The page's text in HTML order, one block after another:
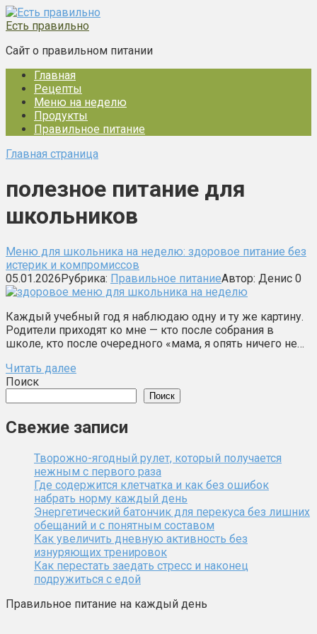
Перейти
к
Есть правильно
Сайт о правильном питании
Главная
Рецепты
Меню на неделю
Продукты
Правильное питание
Главная страница
полезное питание для
школьников
Меню для школьника на неделю: здоровое питание без
истерик и компромиссов
05.01.2026Рубрика: Правильное питаниеАвтор: Денис 0
Каждый учебный год я наблюдаю одну и ту же картину.
Родители приходят ко мне — кто после собрания в
школе, кто после очередного «мама, я опять ничего не…
Читать далее
Поиск
Поиск
Свежие записи
Творожно-ягодный рулет, который получается
нежным с первого раза
Где содержится клетчатка и как без ошибок
набрать норму каждый день
Энергетический батончик для перекуса без лишних
обещаний и с понятным составом
Как увеличить дневную активность без
изнуряющих тренировок
Как перестать заедать стресс и наконец
подружиться с едой
Правильное питание на каждый день